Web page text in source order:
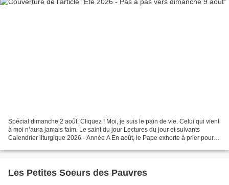
Spécial dimanche 2 août. Cliquez ! Moi, je suis le pain de vie. Celui qui vient
à moi n’aura jamais faim. Le saint du jour Lectures du jour et suivants
Calendrier liturgique 2026 - Année A En août, le Pape exhorte à prier pour
Les Petites Soeurs des Pauvres